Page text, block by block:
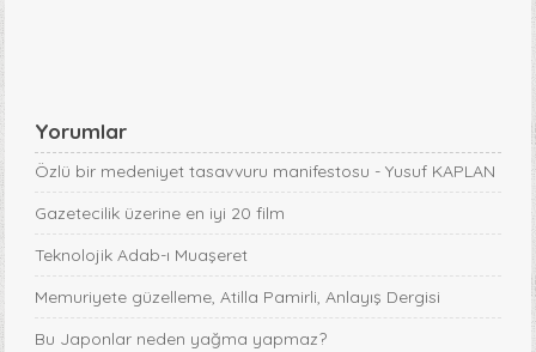
Yorumlar
Özlü bir medeniyet tasavvuru manifestosu - Yusuf KAPLAN
Gazetecilik üzerine en iyi 20 film
Teknolojik Adab-ı Muaşeret
Memuriyete güzelleme, Atilla Pamirli, Anlayış Dergisi
Bu Japonlar neden yağma yapmaz?